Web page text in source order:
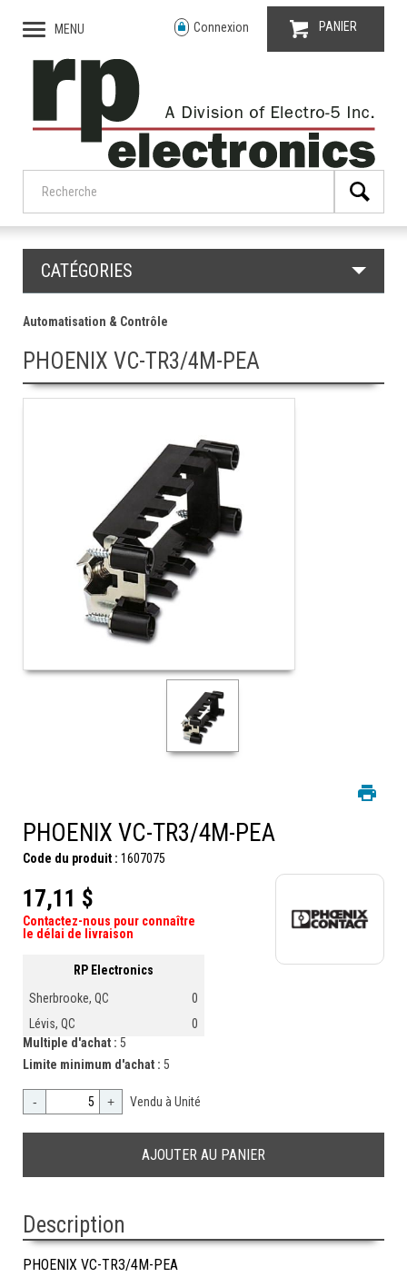
MENU Connexion PANIER
CATÉGORIES
Automatisation & Contrôle
PHOENIX VC-TR3/4M-PEA
PHOENIX VC-TR3/4M-PEA
Code du produit : 1607075
17,11 $
Contactez-nous pour connaître
le délai de livraison
RP Electronics
Sherbrooke, QC
0
Lévis, QC
0
Multiple d'achat : 5
Limite minimum d'achat : 5
- + Vendu à Unité
Description
PHOENIX VC-TR3/4M-PEA